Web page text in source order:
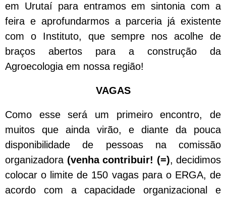
em Urutaí para entramos em sintonia com a
feira e aprofundarmos a parceria já existente
com o Instituto, que sempre nos acolhe de
braços abertos para a construção da
Agroecologia em nossa região!
VAGAS
Como esse será um primeiro encontro, de
muitos que ainda virão, e diante da pouca
disponibilidade de pessoas na comissão
organizadora (venha contribuir! (=), decidimos
colocar o limite de 150 vagas para o ERGA, de
acordo com a capacidade organizacional e